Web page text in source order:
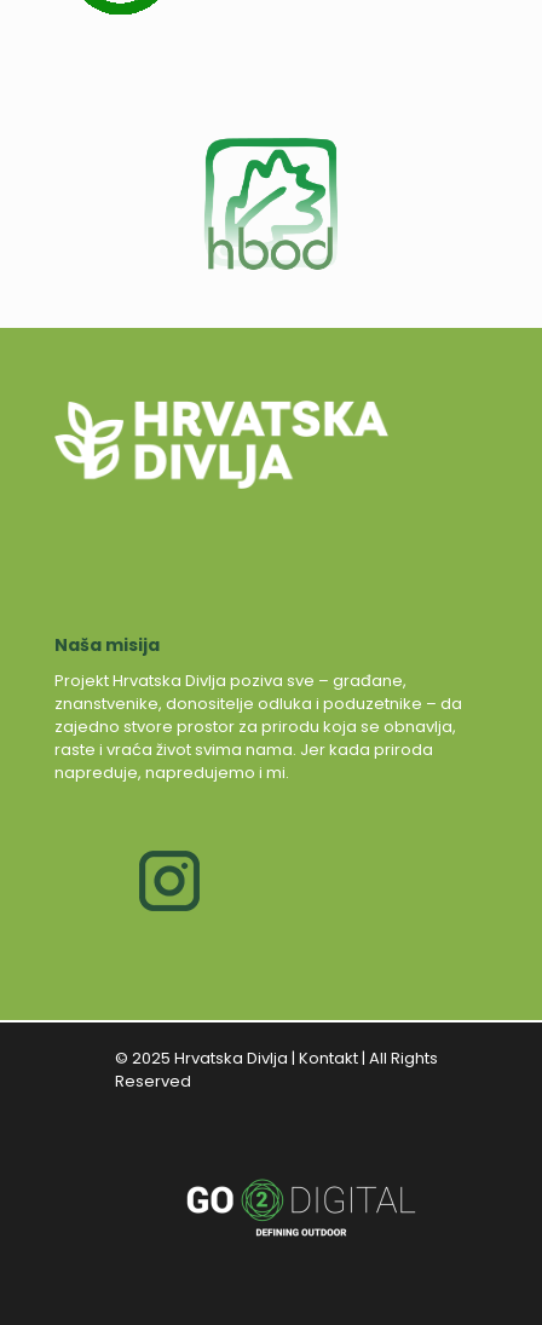
Naša misija
Projekt Hrvatska Divlja poziva sve – građane,
znanstvenike, donositelje odluka i poduzetnike – da
zajedno stvore prostor za prirodu koja se obnavlja,
raste i vraća život svima nama. Jer kada priroda
napreduje, napredujemo i mi.
© 2025 Hrvatska Divlja | Kontakt| All Rights
Reserved